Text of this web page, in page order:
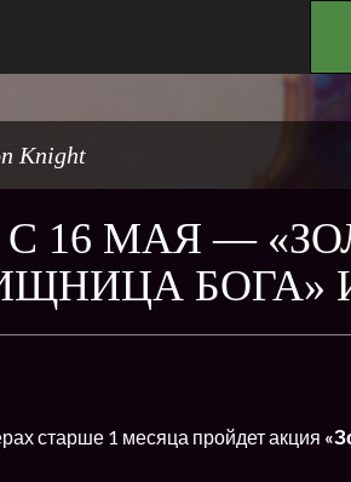
Knight
16 МАЯ —
БОГА»
старше 1 месяца пройдет акция